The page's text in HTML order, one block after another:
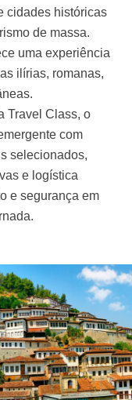
cidades históricas
de massa.
uma experiência
ilírias, romanas,
Travel Class, o
com
selecionados,
e logística
e segurança em